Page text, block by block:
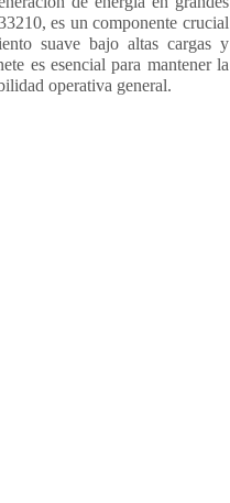
es un componente crucial
suave bajo altas cargas y
es esencial para mantener la
operativa general.